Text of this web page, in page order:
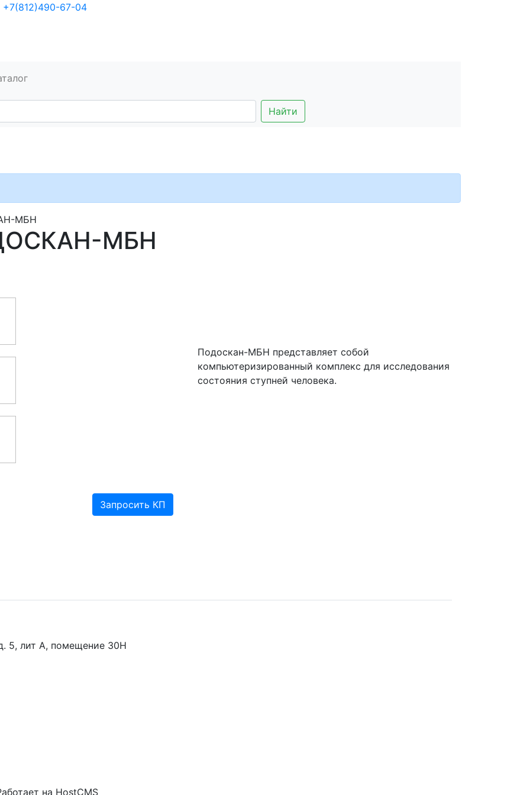
+7(812)490-67-04
Найти
МБН
МБН
Подоскан-МБН представляет собой
компьютеризированный комплекс для исследования
состояния ступней человека.
Запросить КП
5, лит А, помещение 30Н
на HostCMS